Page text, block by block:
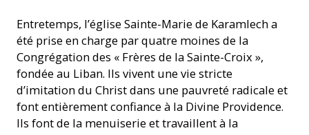
Entretemps, l’église Sainte-Marie de Karamlech a
été prise en charge par quatre moines de la
Congrégation des « Frères de la Sainte-Croix »,
fondée au Liban. Ils vivent une vie stricte
d’imitation du Christ dans une pauvreté radicale et
font entièrement confiance à la Divine Providence.
Ils font de la menuiserie et travaillent à la